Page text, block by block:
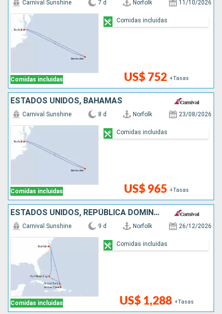
Comidas incluidas
Carnival Sunshine 7 d Norfolk 11/10/2026
US$ 752 +Tasas
Comidas incluidas
ESTADOS UNIDOS, BAHAMAS
Comidas incluidas
Carnival Sunshine 8 d Norfolk 23/08/2026
US$ 965 +Tasas
Comidas incluidas
ESTADOS UNIDOS, REPÚBLICA DOMINICANA, BAHAMAS
Comidas incluidas
Carnival Sunshine 9 d Norfolk 26/12/2026
US$ 1,288 +Tasas
Comidas incluidas